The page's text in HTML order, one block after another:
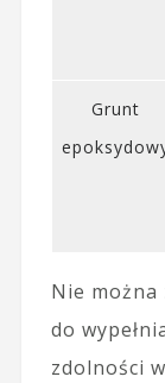
Grunt
Nie
do
zdolności